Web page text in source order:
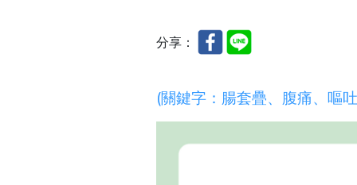
分享：
(關鍵字：腸套疊、 腹痛、嘔